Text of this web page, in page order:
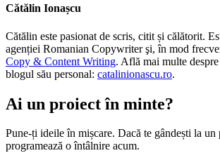
Cătălin Ionașcu
Cătălin este pasionat de scris, citit și călătorit.
agenției Romanian Copywriter şi, în mod
Copy & Content Writing. Află mai multe
blogul său personal: catalinionascu.ro.
Ai un proiect în minte?
Pune-ți ideile în mișcare. Dacă te gândești la un
programează o întâlnire acum.